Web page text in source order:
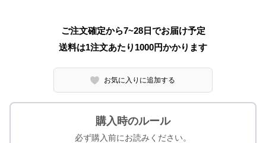
ご注文確定から7~28日でお届け予定
送料は1注文あたり 1000円かかります
お気に入りに追加する
購入時のルール
必ず購入前にお読みください。